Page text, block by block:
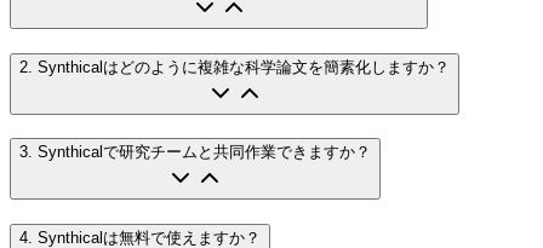
2 Synthicalはどのように複雑な科学論文を簡素化しますか？
3. Synthicalで研究チームと共同作業できますか？
4 Synthicalは無料で使えますか？